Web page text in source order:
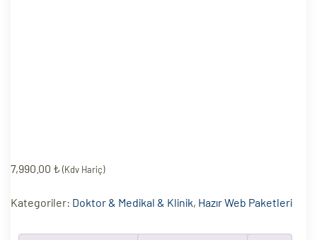
7,990.00 ₺ (Kdv Hariç)
Kategoriler: Doktor & Medikal & Klinik, Hazır Web Paketleri